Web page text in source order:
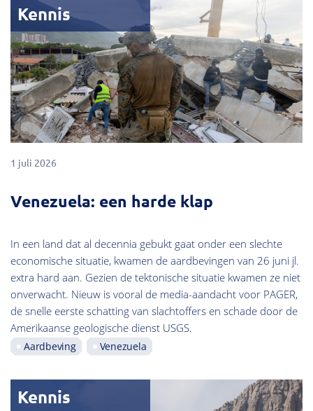
Kennis
1 juli 2026
Venezuela: een harde klap
In een land dat al decennia gebukt gaat onder een slechte
economische situatie, kwamen de aardbevingen van 26 juni jl.
extra hard aan. Gezien de tektonische situatie kwamen ze niet
onverwacht. Nieuw is vooral de media-aandacht voor PAGER,
de snelle eerste schatting van slachtoffers en schade door de
Amerikaanse geologische dienst USGS.
Aardbeving Venezuela
Kennis